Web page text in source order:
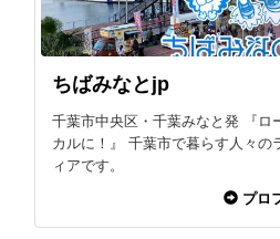
ちばみなとjp
千葉市中央区・千葉みなと発 『ロ
カルに！』 千葉市で暮らす人々の
ィアです。
プロ